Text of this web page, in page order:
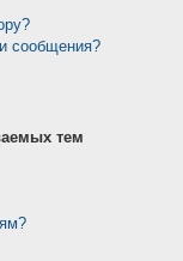
сообщения?
тем